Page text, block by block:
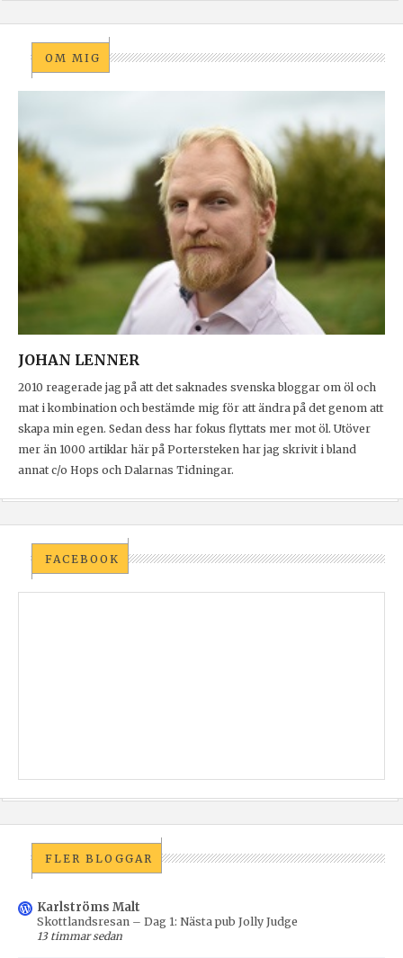
OM MIG
JOHAN LENNER
2010 reagerade jag på att det saknades svenska bloggar om öl och
mat i kombination och bestämde mig för att ändra på det genom att
skapa min egen. Sedan dess har fokus flyttats mer mot öl. Utöver
mer än 1000 artiklar här på Portersteken har jag skrivit i bland
annat c/o Hops och Dalarnas Tidningar.
FACEBOOK
FLER BLOGGAR
Karlströms Malt
Skottlandsresan – Dag 1: Nästa pub Jolly Judge
13 timmar sedan